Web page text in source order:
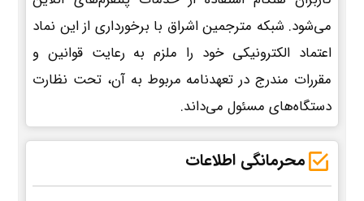
می‌شود. شبکه مترجمین اشراق با برخورداری از این نماد
اعتماد الکترونیکی خود را ملزم به رعایت قوانین و
مقررات مندرج در تعهدنامه مربوط به آن، تحت نظارت
دستگاه‌های مسئول می‌داند.
محرمانگی اطلاعات